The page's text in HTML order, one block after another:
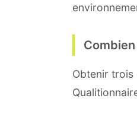
Obtenir trois